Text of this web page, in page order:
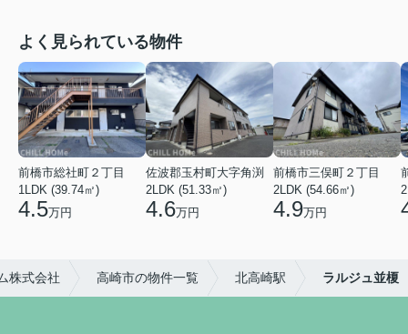
よく見られている物件
前橋市総社町２丁目
1LDK (39.74㎡)
4.5万円
佐波郡玉村町大字角渕
2LDK (51.33㎡)
4.6万円
前橋市三俣町２丁目
2LDK (54.66㎡)
4.9万円
株式会社 高崎市の物件一覧 北高崎駅 ラルジュ並榎